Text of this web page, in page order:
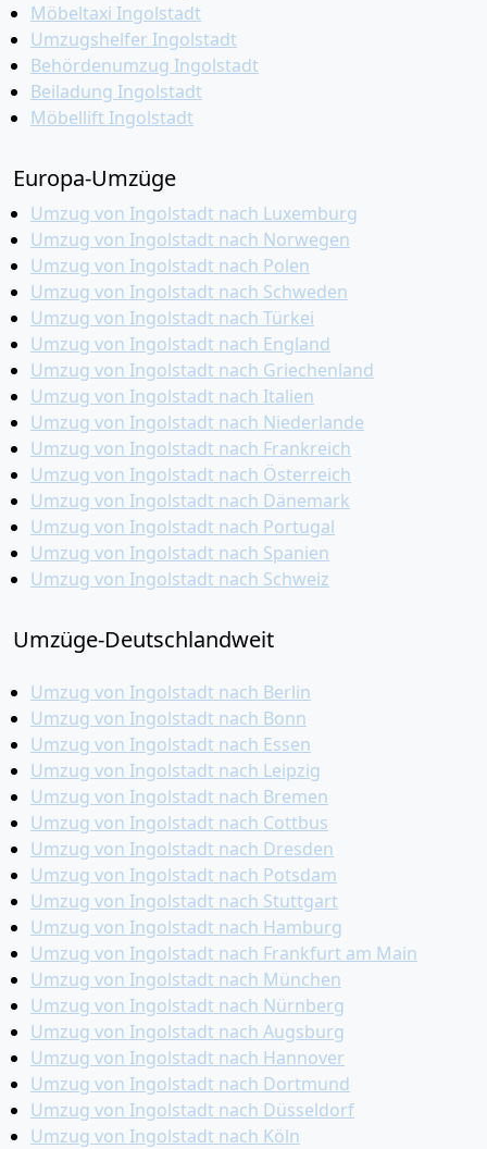
Möbeltaxi Ingolstadt
Umzugshelfer Ingolstadt
Behördenumzug Ingolstadt
Beiladung Ingolstadt
Möbellift Ingolstadt
Europa-Umzüge
Umzug von Ingolstadt nach Luxemburg
Umzug von Ingolstadt nach Norwegen
Umzug von Ingolstadt nach Polen
Umzug von Ingolstadt nach Schweden
Umzug von Ingolstadt nach Türkei
Umzug von Ingolstadt nach England
Umzug von Ingolstadt nach Griechenland
Umzug von Ingolstadt nach Italien
Umzug von Ingolstadt nach Niederlande
Umzug von Ingolstadt nach Frankreich
Umzug von Ingolstadt nach Österreich
Umzug von Ingolstadt nach Dänemark
Umzug von Ingolstadt nach Portugal
Umzug von Ingolstadt nach Spanien
Umzug von Ingolstadt nach Schweiz
Umzüge-Deutschlandweit
Umzug von Ingolstadt nach Berlin
Umzug von Ingolstadt nach Bonn
Umzug von Ingolstadt nach Essen
Umzug von Ingolstadt nach Leipzig
Umzug von Ingolstadt nach Bremen
Umzug von Ingolstadt nach Cottbus
Umzug von Ingolstadt nach Dresden
Umzug von Ingolstadt nach Potsdam
Umzug von Ingolstadt nach Stuttgart
Umzug von Ingolstadt nach Hamburg
Umzug von Ingolstadt nach Frankfurt am Main
Umzug von Ingolstadt nach München
Umzug von Ingolstadt nach Nürnberg
Umzug von Ingolstadt nach Augsburg
Umzug von Ingolstadt nach Hannover
Umzug von Ingolstadt nach Dortmund
Umzug von Ingolstadt nach Düsseldorf
Umzug von Ingolstadt nach Köln